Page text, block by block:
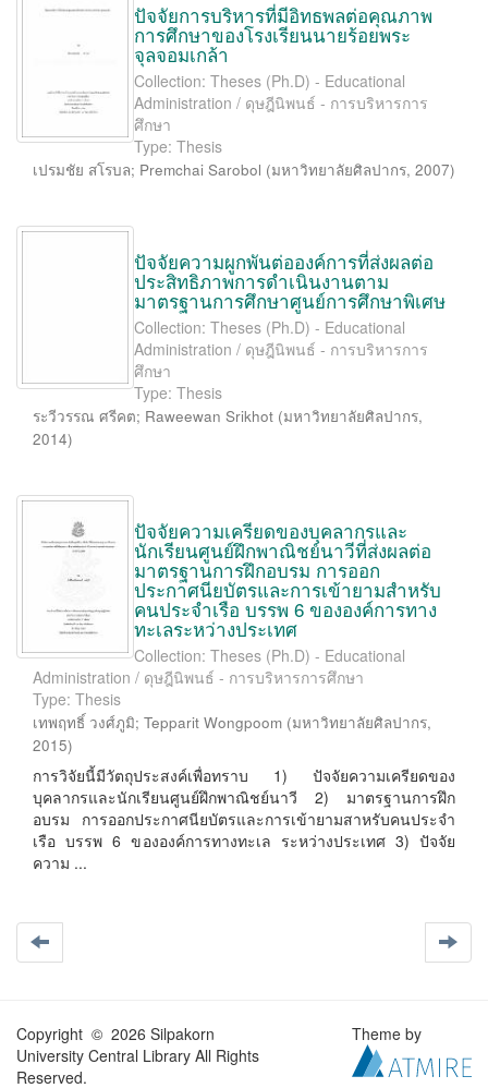
ปัจจัยการบริหารที่มีอิทธพลต่อคุณภาพ
การศึกษาของโรงเรียนนายร้อยพระ
จุลจอมเกล้า
Collection: Theses (Ph.D) - Educational
Administration / ดุษฎีนิพนธ์ - การบริหารการ
ศึกษา
Type: Thesis
เปรมชัย สโรบล; Premchai Sarobol (มหาวิทยาลัยศิลปากร, 2007)
ปัจจัยความผูกพันต่อองค์การที่ส่งผลต่อ
ประสิทธิภาพการดำเนินงานตาม
มาตรฐานการศึกษาศูนย์การศึกษาพิเศษ
Collection: Theses (Ph.D) - Educational
Administration / ดุษฎีนิพนธ์ - การบริหารการ
ศึกษา
Type: Thesis
ระวีวรรณ ศรีคต; Raweewan Srikhot (มหาวิทยาลัยศิลปากร,
2014)
ปัจจัยความเครียดของบุคลากรและ
นักเรียนศูนย์ฝึกพาณิชย์นาวีที่ส่งผลต่อ
มาตรฐานการฝึกอบรม การออก
ประกาศนียบัตรและการเข้ายามสำหรับ
คนประจำเรือ บรรพ 6 ขององค์การทาง
ทะเลระหว่างประเทศ
Collection: Theses (Ph.D) - Educational
Administration / ดุษฎีนิพนธ์ - การบริหารการศึกษา
Type: Thesis
เทพฤทธิ์ วงศ์ภูมิ; Tepparit Wongpoom (มหาวิทยาลัยศิลปากร,
2015)
การวิจัยนี้มีวัตถุประสงค์เพื่อทราบ 1) ปัจจัยความเครียดของ
บุคลากรและนักเรียนศูนย์ฝึกพาณิชย์นาวี 2) มาตรฐานการฝึก
อบรม การออกประกาศนียบัตรและการเข้ายามสาหรับคนประจำ
เรือ บรรพ 6 ขององค์การทางทะเล ระหว่างประเทศ 3) ปัจจัย
ความ ...
Copyright © 2026 Silpakorn
University Central Library All Rights
Reserved.
Theme by